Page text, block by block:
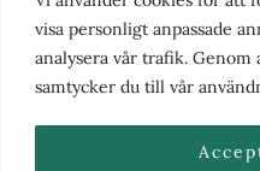
visa personligt anpassade
analysera vår trafik. Genom
samtycker du till vår
perspektivet, vill vi vara
berättelser och engagemang.
fick nya